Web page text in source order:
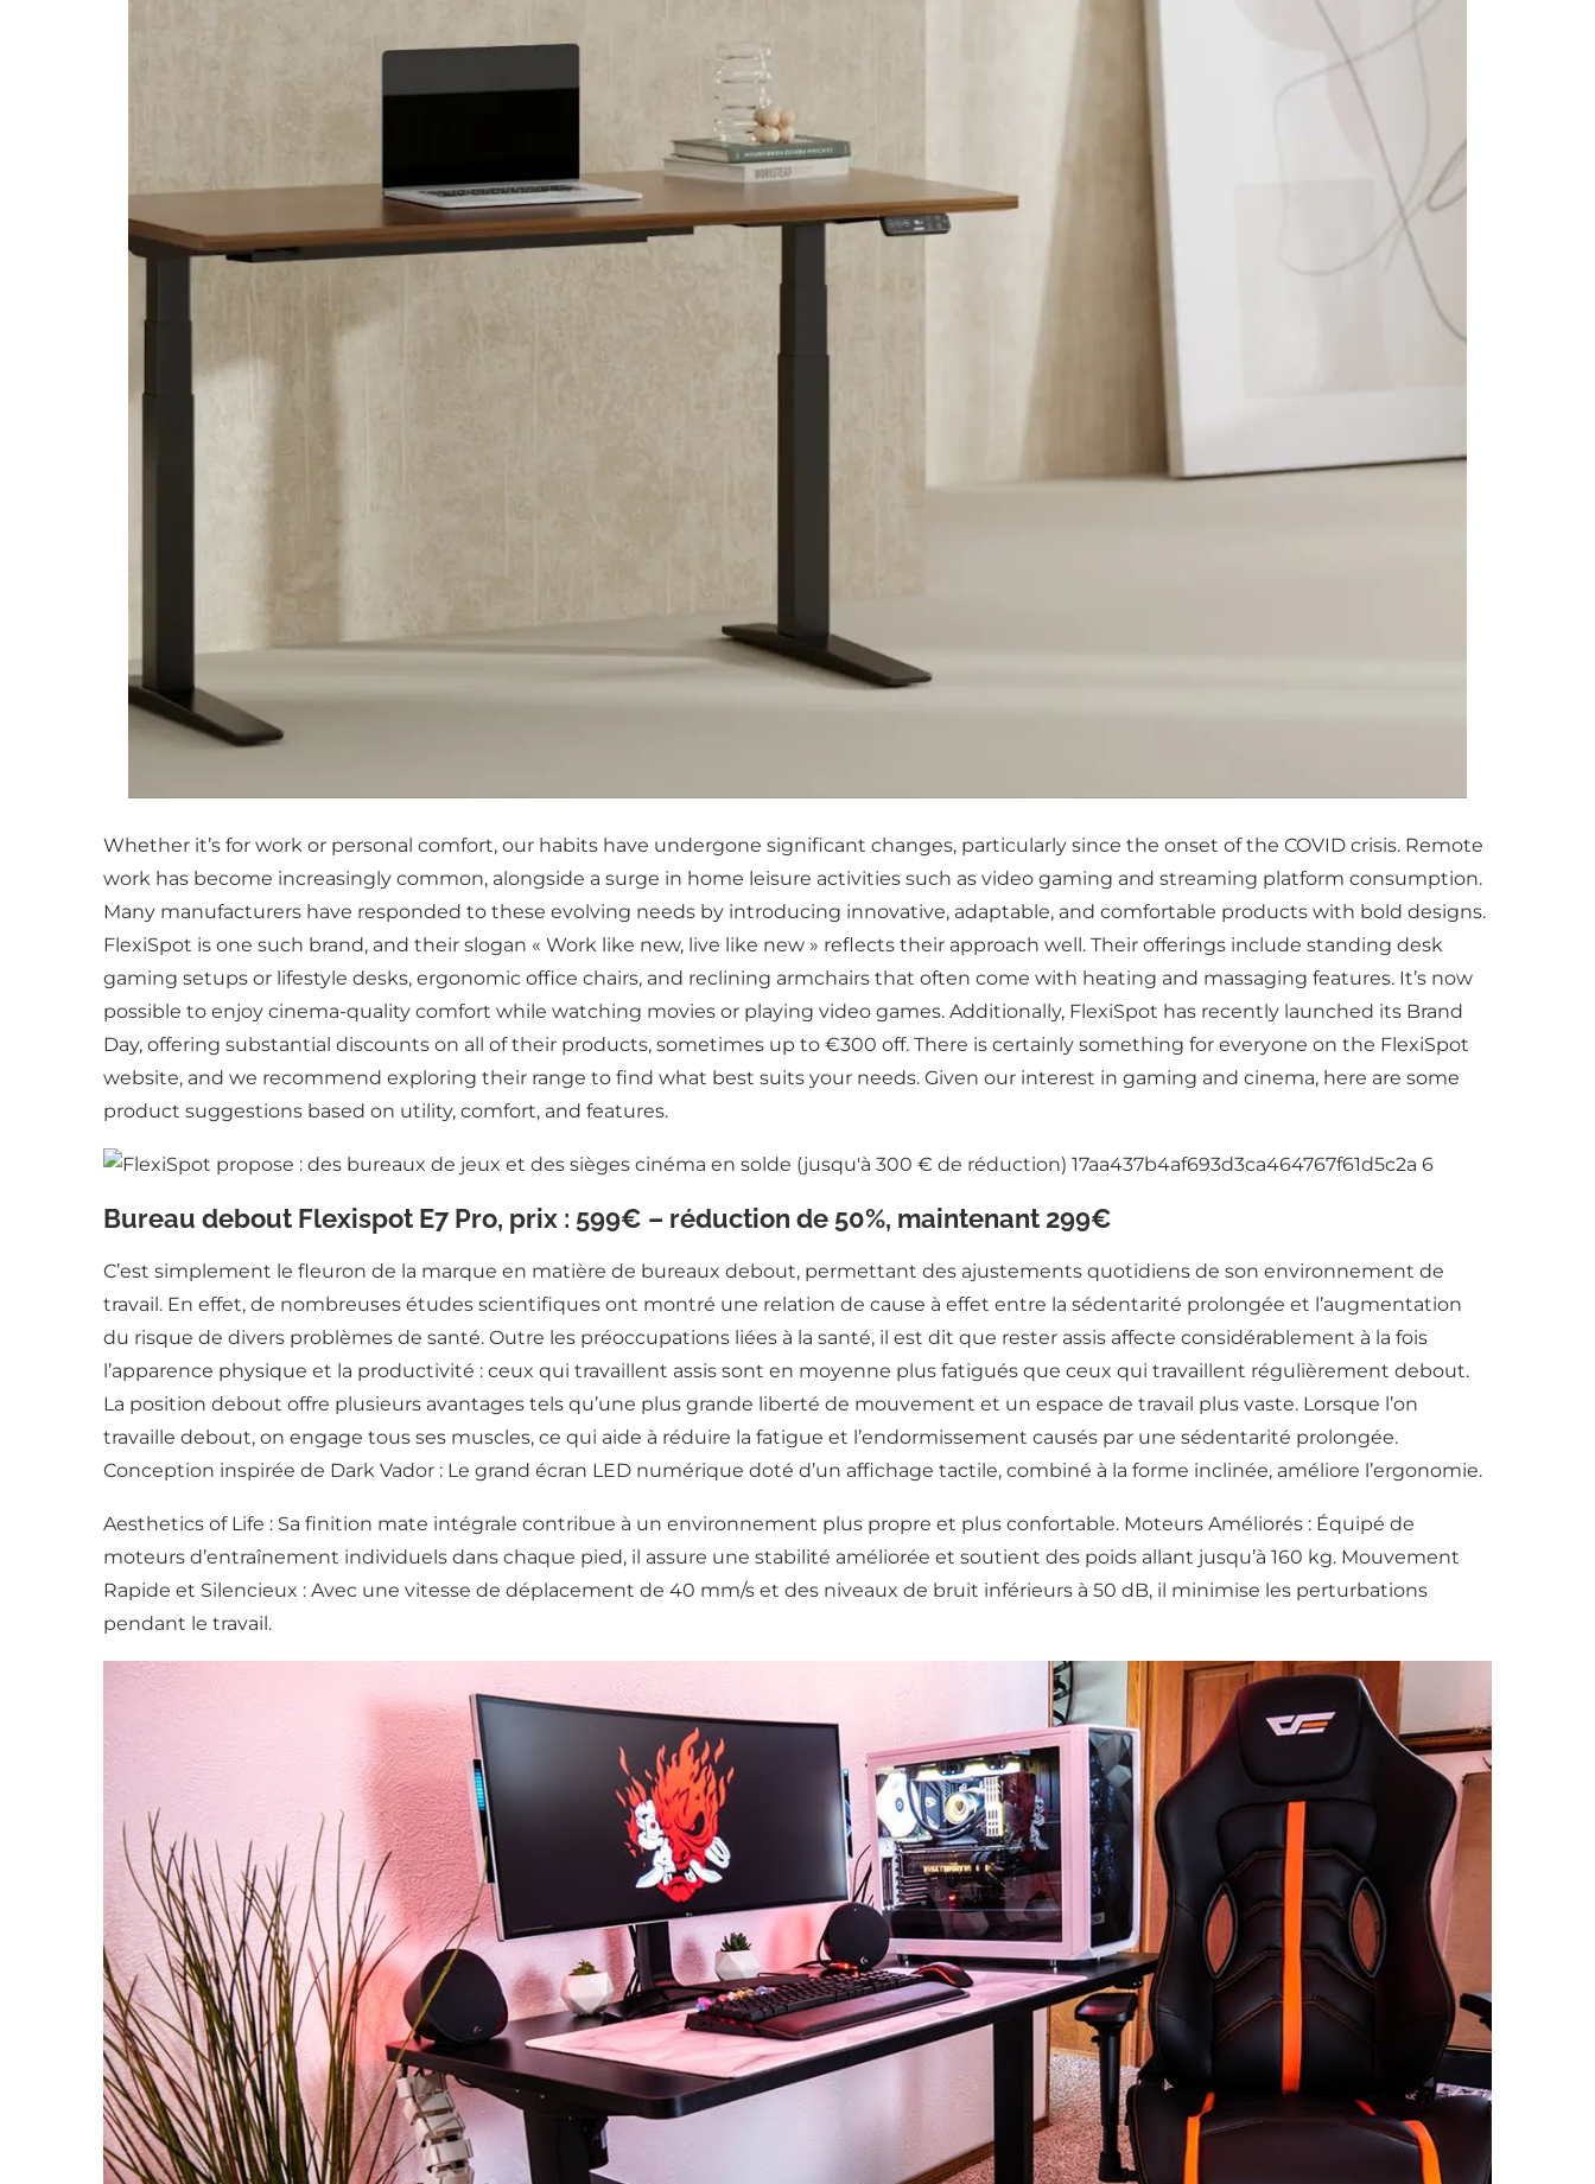
Whether it’s for work or personal comfort, our habits have undergone significant changes, particularly since the onset of the COVID crisis. Remote
work has become increasingly common, alongside a surge in home leisure activities such as video gaming and streaming platform consumption.
Many manufacturers have responded to these evolving needs by introducing innovative, adaptable, and comfortable products with bold designs.
FlexiSpot is one such brand, and their slogan « Work like new, live like new » reflects their approach well. Their offerings include standing desk
gaming setups or lifestyle desks, ergonomic office chairs, and reclining armchairs that often come with heating and massaging features. It’s now
possible to enjoy cinema-quality comfort while watching movies or playing video games. Additionally, FlexiSpot has recently launched its Brand
Day, offering substantial discounts on all of their products, sometimes up to €300 off. There is certainly something for everyone on the FlexiSpot
website, and we recommend exploring their range to find what best suits your needs. Given our interest in gaming and cinema, here are some
product suggestions based on utility, comfort, and features.
Bureau debout Flexispot E7 Pro, prix : 599€ – réduction de 50%, maintenant 299€
C’est simplement le fleuron de la marque en matière de bureaux debout, permettant des ajustements quotidiens de son environnement de
travail. En effet, de nombreuses études scientifiques ont montré une relation de cause à effet entre la sédentarité prolongée et l’augmentation
du risque de divers problèmes de santé. Outre les préoccupations liées à la santé, il est dit que rester assis affecte considérablement à la fois
l’apparence physique et la productivité : ceux qui travaillent assis sont en moyenne plus fatigués que ceux qui travaillent régulièrement debout.
La position debout offre plusieurs avantages tels qu’une plus grande liberté de mouvement et un espace de travail plus vaste. Lorsque l’on
travaille debout, on engage tous ses muscles, ce qui aide à réduire la fatigue et l’endormissement causés par une sédentarité prolongée.
Conception inspirée de Dark Vador : Le grand écran LED numérique doté d’un affichage tactile, combiné à la forme inclinée, améliore l’ergonomie.
Aesthetics of Life : Sa finition mate intégrale contribue à un environnement plus propre et plus confortable. Moteurs Améliorés : Équipé de
moteurs d’entraînement individuels dans chaque pied, il assure une stabilité améliorée et soutient des poids allant jusqu’à 160 kg. Mouvement
Rapide et Silencieux : Avec une vitesse de déplacement de 40 mm/s et des niveaux de bruit inférieurs à 50 dB, il minimise les perturbations
pendant le travail.